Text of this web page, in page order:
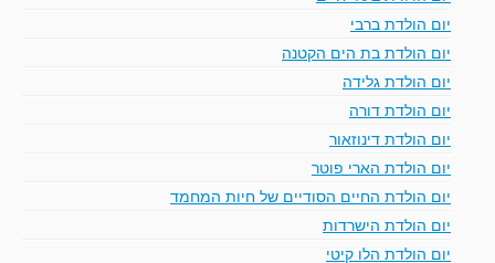
יום הולדת ברבי
יום הולדת בת הים הקטנה
יום הולדת גלידה
יום הולדת דורה
יום הולדת דינוזאור
יום הולדת הארי פוטר
יום הולדת החיים הסודיים של חיות המחמד
יום הולדת הישרדות
יום הולדת הלו קיטי